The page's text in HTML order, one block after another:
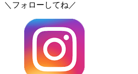
＼フォローしてね／